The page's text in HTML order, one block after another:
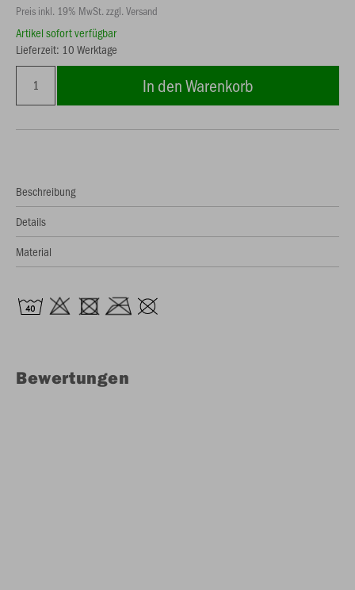
Preis inkl. 19% MwSt. zzgl. Versand
Artikel sofort verfügbar
Lieferzeit: 10 Werktage
In den Warenkorb
Beschreibung
Details
Material
Bewertungen